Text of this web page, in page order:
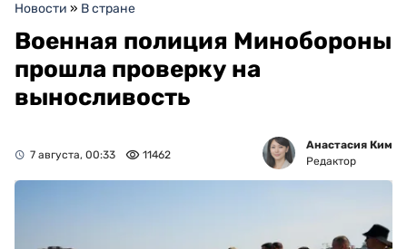
Новости » В стране
Военная полиция Минобороны
прошла проверку на
выносливость
7 августа, 00:33 11462
Анастасия Ким
Редактор